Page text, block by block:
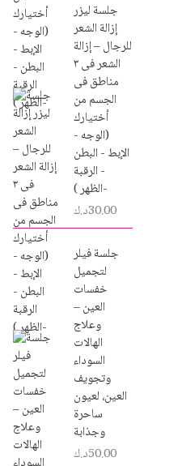
جلسة ليزر
إزالة الشعر
للرجال – إزالة
الشعر فى ٣
مناطق فى
الجسم من
أختيارك
(الوجه -
الإبط - البطن
- الرقبة
-الظهر )
30.00د.ك
جلسة فيلر
لتجميل
خفسات
العين –
وعلاج
الهالات
السوداء
وتجويف
العين، لعيون
ساحرة
وجذابة
50.00د.ك